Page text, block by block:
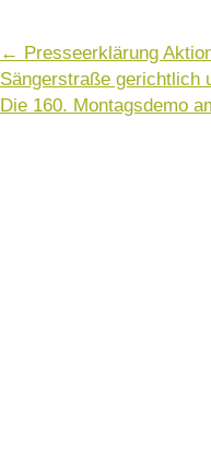
← Presseerklärung
Sängerstraße gerichtlich
Die 160. Montagsdemo